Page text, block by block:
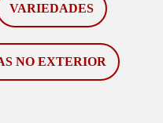
VARIEDADES
NO EXTERIOR